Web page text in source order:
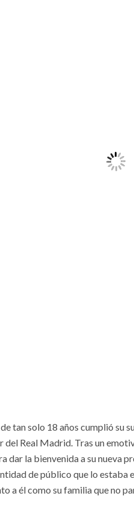
tan solo 18 años cumplió su
del Real Madrid. Tras un
dar la bienvenida a su nueva
de público que lo estaba
a él como su familia que no